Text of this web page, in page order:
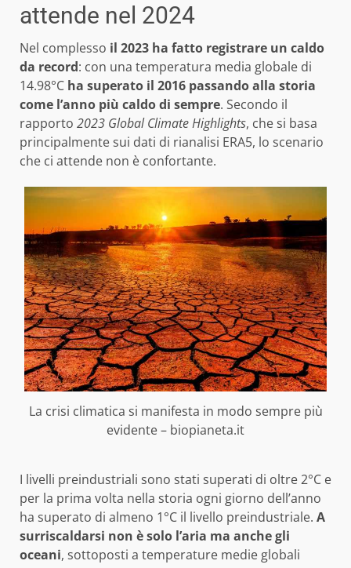
attende nel 2024
Nel complesso il 2023 ha fatto registrare un caldo
da record: con una temperatura media globale di
14.98°C ha superato il 2016 passando alla storia
come l’anno più caldo di sempre. Secondo il
rapporto 2023 Global Climate Highlights, che si basa
principalmente sui dati di rianalisi ERA5, lo scenario
che ci attende non è confortante.
La crisi climatica si manifesta in modo sempre più
evidente – biopianeta.it
I livelli preindustriali sono stati superati di oltre 2°C e
per la prima volta nella storia ogni giorno dell’anno
ha superato di almeno 1°C il livello preindustriale. A
surriscaldarsi non è solo l’aria ma anche gli
oceani, sottoposti a temperature medie globali